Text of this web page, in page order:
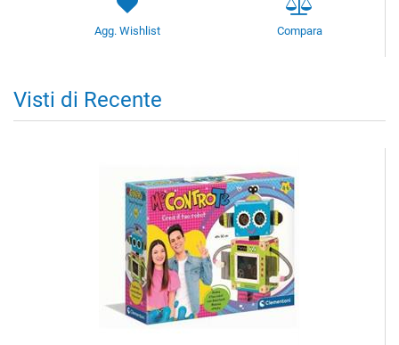
Agg. Wishlist Compara
Visti di Recente